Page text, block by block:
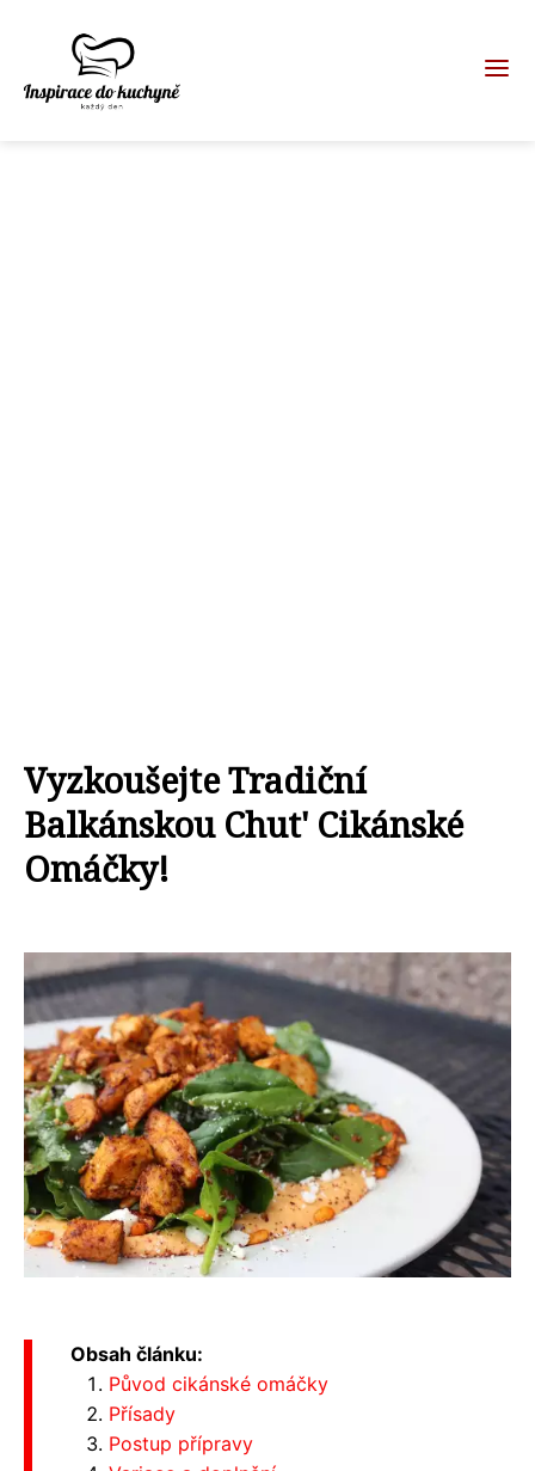
Vyzkoušejte Tradiční
Balkánskou Chut' Cikánské
Omáčky!
Obsah článku:
Původ cikánské omáčky
Přísady
Postup přípravy